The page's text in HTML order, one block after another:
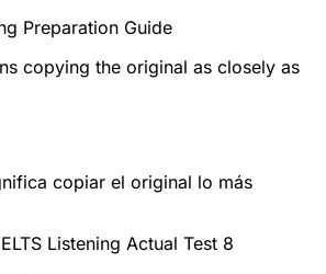
Preparation Guide
copying the original as closely as
copiar el original lo más
Listening Actual Test 8